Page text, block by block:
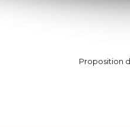
Proposition